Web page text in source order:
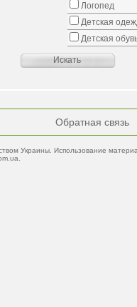
Логопед
Детская
Детская
Обратная связь
Украины. Использование